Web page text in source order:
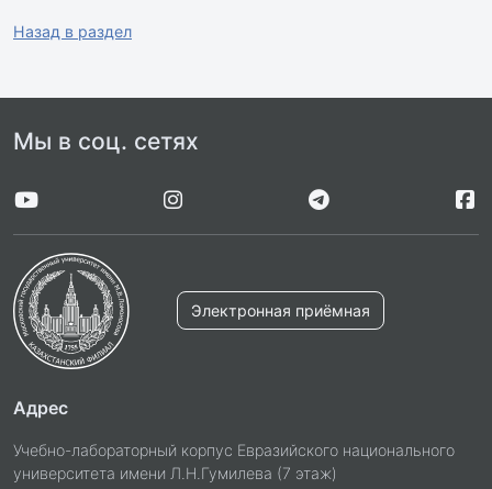
Назад в раздел
Мы в соц. сетях
Электронная приёмная
Адрес
Учебно-лабораторный корпус Евразийского национального
университета имени Л.Н.Гумилева (7 этаж)